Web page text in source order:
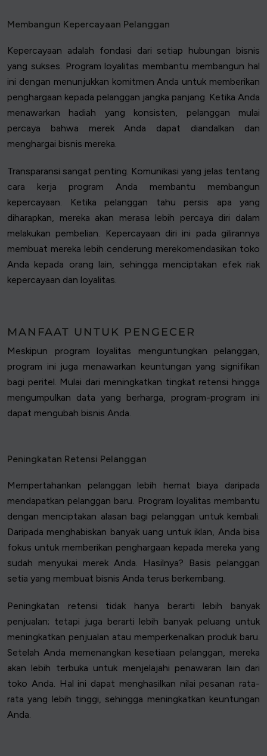
Membangun Kepercayaan Pelanggan
Kepercayaan adalah fondasi dari setiap hubungan bisnis
yang sukses. Program loyalitas membantu membangun hal
ini dengan menunjukkan komitmen Anda untuk memberikan
penghargaan kepada pelanggan jangka panjang. Ketika Anda
menawarkan hadiah yang konsisten, pelanggan mulai
percaya bahwa merek Anda dapat diandalkan dan
menghargai bisnis mereka.
Transparansi sangat penting. Komunikasi yang jelas tentang
cara kerja program Anda membantu membangun
kepercayaan. Ketika pelanggan tahu persis apa yang
diharapkan, mereka akan merasa lebih percaya diri dalam
melakukan pembelian. Kepercayaan diri ini pada gilirannya
membuat mereka lebih cenderung merekomendasikan toko
Anda kepada orang lain, sehingga menciptakan efek riak
kepercayaan dan loyalitas.
MANFAAT UNTUK PENGECER
Meskipun program loyalitas menguntungkan pelanggan,
program ini juga menawarkan keuntungan yang signifikan
bagi peritel. Mulai dari meningkatkan tingkat retensi hingga
mengumpulkan data yang berharga, program-program ini
dapat mengubah bisnis Anda.
Peningkatan Retensi Pelanggan
Mempertahankan pelanggan lebih hemat biaya daripada
mendapatkan pelanggan baru. Program loyalitas membantu
dengan menciptakan alasan bagi pelanggan untuk kembali.
Daripada menghabiskan banyak uang untuk iklan, Anda bisa
fokus untuk memberikan penghargaan kepada mereka yang
sudah menyukai merek Anda. Hasilnya? Basis pelanggan
setia yang membuat bisnis Anda terus berkembang.
Peningkatan retensi tidak hanya berarti lebih banyak
penjualan; tetapi juga berarti lebih banyak peluang untuk
meningkatkan penjualan atau memperkenalkan produk baru.
Setelah Anda memenangkan kesetiaan pelanggan, mereka
akan lebih terbuka untuk menjelajahi penawaran lain dari
toko Anda. Hal ini dapat menghasilkan nilai pesanan rata-
rata yang lebih tinggi, sehingga meningkatkan keuntungan
Anda.